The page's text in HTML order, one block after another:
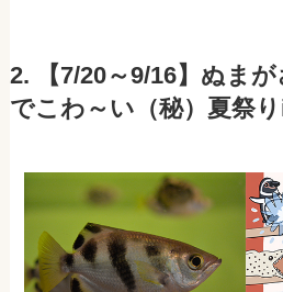
2. 【7/20～9/16】ぬま
でこわ～い（秘）夏祭